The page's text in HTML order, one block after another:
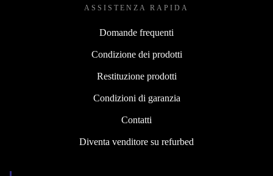
ASSISTENZA RAPIDA
Domande frequenti
Condizione dei prodotti
Restituzione prodotti
Condizioni di garanzia
Contatti
Diventa venditore su refurbed